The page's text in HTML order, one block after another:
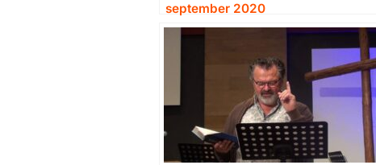
september 2020